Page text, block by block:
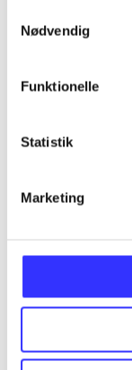
Nødvendig
Funktionelle
Statistik
Marketing